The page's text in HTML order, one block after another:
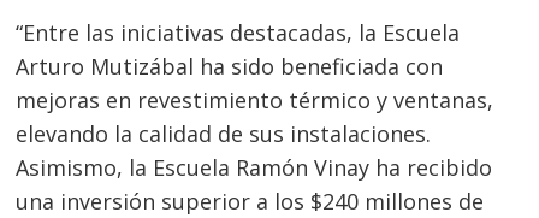
“Entre las iniciativas destacadas, la Escuela
Arturo Mutizábal ha sido beneficiada con
mejoras en revestimiento térmico y ventanas,
elevando la calidad de sus instalaciones.
Asimismo, la Escuela Ramón Vinay ha recibido
una inversión superior a los $240 millones de